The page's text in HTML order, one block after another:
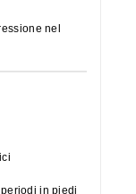
nel
in piedi